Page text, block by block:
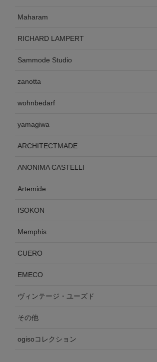
Maharam
RICHARD LAMPERT
Sammode Studio
zanotta
wohnbedarf
yamagiwa
ARCHITECTMADE
ANONIMA CASTELLI
Artemide
ISOKON
Memphis
CUERO
EMECO
ヴィンテージ・ユーズド
その他
ogisoコレクション